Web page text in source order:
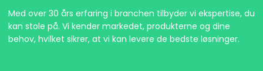
Med over 30 års erfaring i branchen tilbyder vi ekspertise, du
kan stole på. Vi kender markedet, produkterne og dine
behov, hvilket sikrer, at vi kan levere de bedste løsninger.